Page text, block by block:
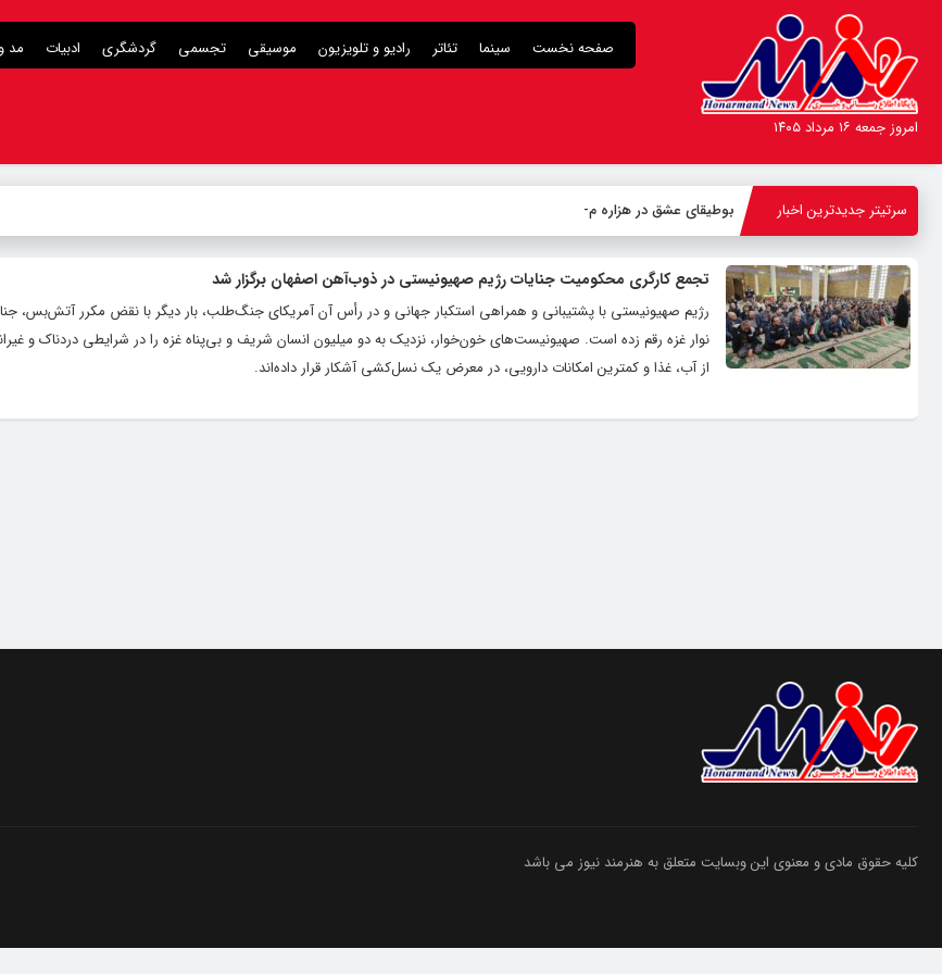
صفحه نخست سینما تئاتر رادیو و تلویزیون موسیقی تجسمی گردشگری ادبیات مد
امروز جمعه ۱۶ مرداد ۱۴۰۵
سرتیتر جدیدترین اخبار بوطیقای عشق در هزاره معاصر
تجمع کارگری محکومیت جنایات رژیم صهیونیستی در ذوب‌آهن اصفهان برگزار شد
رژیم صهیونیستی با پشتیبانی و همراهی استکبار جهانی و در رأس آن آمریکای جنگ‌طلب، بار دیگر با نقض مکرر آتش‌بس،
نوار غزه رقم زده است. صهیونیست‌های خون‌خوار، نزدیک به دو میلیون انسان شریف و بی‌پناه غزه را در شرایطی دردناک و
از آب، غذا و کمترین امکانات دارویی، در معرض یک نسل‌کشی آشکار قرار داده‌اند.
کلیه حقوق مادی و معنوی این وبسایت متعلق به هنرمند نیوز می باشد